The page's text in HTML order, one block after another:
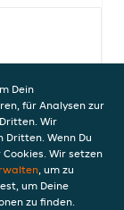
Dein
für Analysen zur
Wir
Dritten. Wenn Du
Wir setzen
, um zu
um Deine
zu finden.